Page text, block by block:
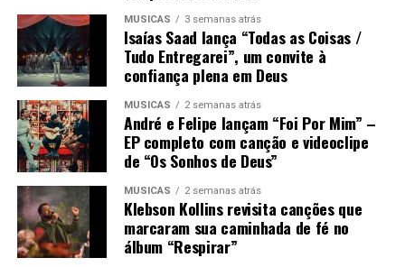
MÚSICAS 3 semanas atrás
Isaías Saad lança “Todas as Coisas /
Tudo Entregarei”, um convite à
confiança plena em Deus
MÚSICAS 2 semanas atrás
André e Felipe lançam “Foi Por Mim” –
EP completo com canção e videoclipe
de “Os Sonhos de Deus”
MÚSICAS 2 semanas atrás
Klebson Kollins revisita canções que
marcaram sua caminhada de fé no
álbum “Respirar”